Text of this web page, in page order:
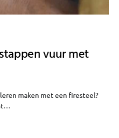
vuur met
maken met een firesteel?